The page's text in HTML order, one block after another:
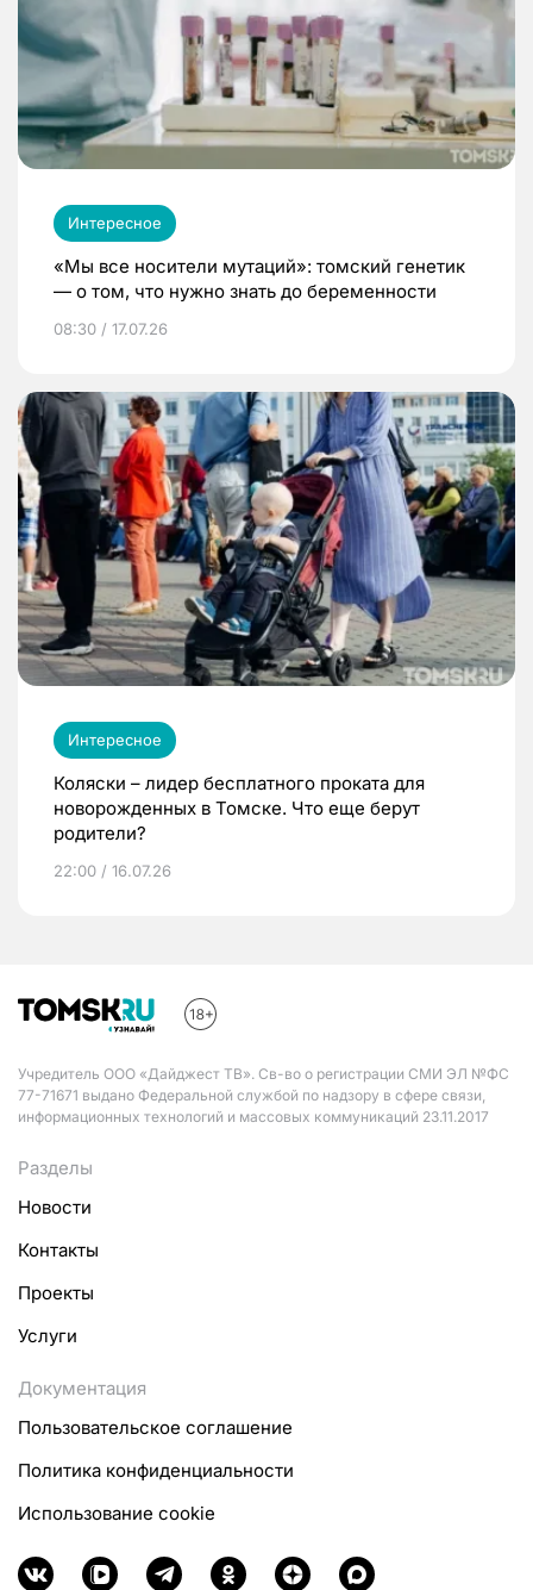
Интересное
«Мы все носители мутаций»: томский генетик
— о том, что нужно знать до беременности
08:30 / 17.07.26
Интересное
Коляски – лидер бесплатного проката для
новорожденных в Томске. Что еще берут
родители?
22:00 / 16.07.26
Учредитель ООО «Дайджест ТВ». Св-во о регистрации СМИ ЭЛ №ФС
77-71671 выдано Федеральной службой по надзору в сфере связи,
информационных технологий и массовых коммуникаций 23.11.2017
Разделы
Новости
Контакты
Проекты
Услуги
Документация
Пользовательское соглашение
Политика конфиденциальности
Использование cookie